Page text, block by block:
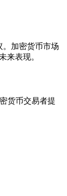
。加密货币市场
来表现。
货币交易者提